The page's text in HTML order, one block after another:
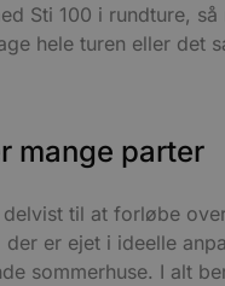
Sti 100 i rundture,
hele turen eller det
mange parter
delvist til at forløbe
er ejet i ideelle
sommerhuse. I alt